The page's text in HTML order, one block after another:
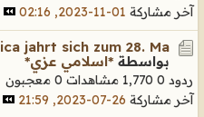
آخر مشاركة 01-11-2023, 02:16
jahrt sich zum 28. Ma
بواسطة *اسلامي عزي*
ردود 0 1,770 مشاهدات
0 معجبون
آخر مشاركة 26-07-2023, 21:59